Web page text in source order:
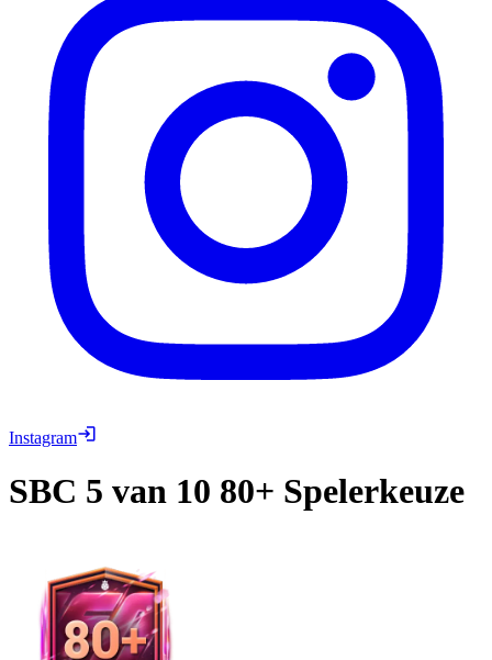
Instagram
SBC 5 van 10 80+ Spelerkeuze